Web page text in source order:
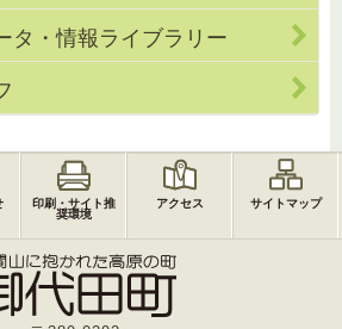
タ・情報ライブラリー
印刷・サイト推
奨環境
アクセス サイトマップ